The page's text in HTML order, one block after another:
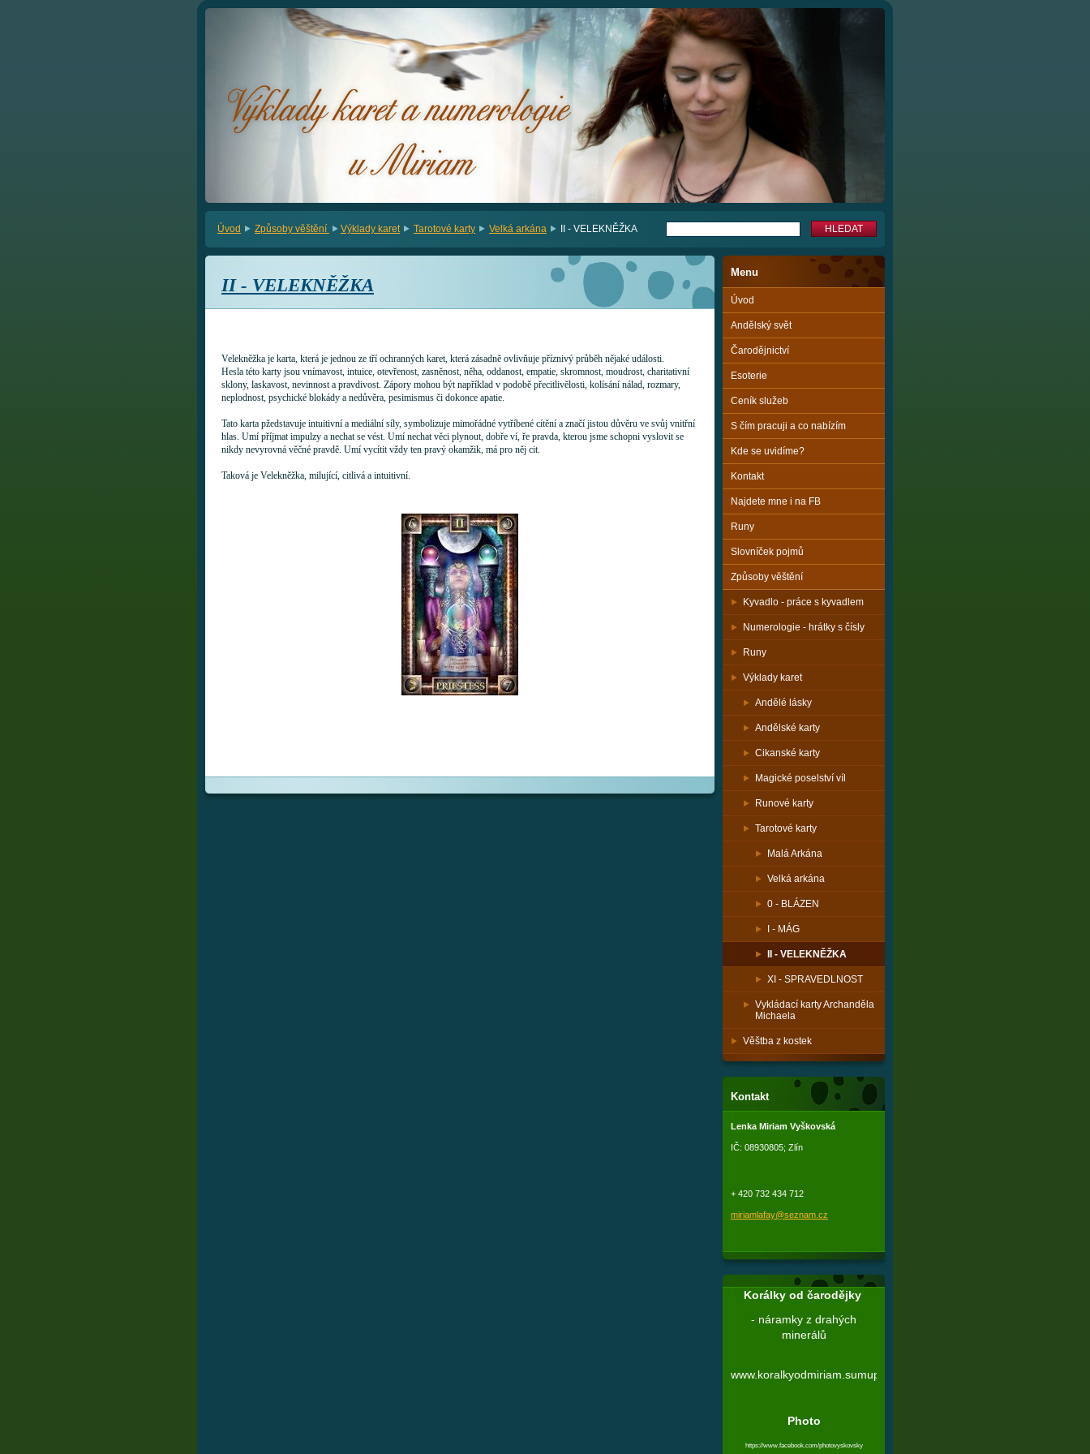
Úvod Způsoby věštění Výklady karet Tarotové karty Velká arkána II - VELEKNĚŽKA
II - VELEKNĚŽKA
Velekněžka je karta, která je jednou ze tří ochranných karet, která zásadně ovlivňuje příznivý průběh nějaké události.
Hesla této karty jsou vnímavost, intuice, otevřenost, zasněnost, něha, oddanost, empatie, skromnost, moudrost, charitativní
sklony, laskavost, nevinnost a pravdivost. Zápory mohou být například v podobě přecitlivělosti, kolísání nálad, rozmary,
neplodnost, psychické blokády a nedůvěra, pesimismus či dokonce apatie.
Tato karta pžedstavuje intuitivní a mediální síly, symbolizuje mimořádné vytříbené cítění a značí jistou důvěru ve svůj vnitřní
hlas. Umí příjmat impulzy a nechat se vést. Umí nechat věci plynout, dobře ví, ře pravda, kterou jsme schopni vyslovit se
nikdy nevyrovná věčné pravdě. Umí vycítit vždy ten pravý okamžik, má pro něj cit.
Taková je Velekněžka, milující, citlivá a intuitivní.
Menu
Úvod
Andělský svět
Čarodějnictví
Esoterie
Ceník služeb
S čím pracuji a co nabízím
Kde se uvidíme?
Kontakt
Najdete mne i na FB
Runy
Slovníček pojmů
Způsoby věštění
Kyvadlo - práce s kyvadlem
Numerologie - hrátky s čísly
Runy
Výklady karet
Andělé lásky
Andělské karty
Cikanské karty
Magické poselství víl
Runové karty
Tarotové karty
Malá Arkána
Velká arkána
0 - BLÁZEN
I - MÁG
II - VELEKNĚŽKA
XI - SPRAVEDLNOST
Vykládací karty Archanděla
Michaela
Věštba z kostek
Kontakt
Lenka Miriam Vyškovská
IČ: 08930805; Zlín
+ 420 732 434 712
miriamlafay@seznam.cz
Korálky od čarodějky
- náramky z drahých
minerálů
www.koralkyodmiriam.sumupstore.com
Photo
https://www.facebook.com/photovyskovsky